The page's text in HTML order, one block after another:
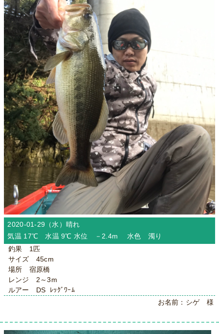
2020-01-29（水）晴れ
気温 17℃ 水温 9℃ 水位 －2.4m 水色 濁り
釣果 1匹
サイズ 45cm
場所 宿原橋
レンジ 2～3m
ルアー DS ﾚｯｸﾞﾜｰﾑ
お名前：シゲ 様